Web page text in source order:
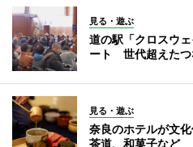
見る・遊ぶ
道の駅「クロスウ
ート 世代超えたつ
見る・遊ぶ
奈良のホテルが文
茶道、和菓子など